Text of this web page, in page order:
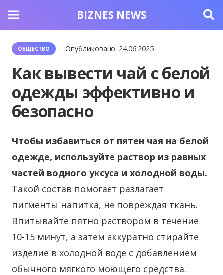
BIZNES NEWS
ОБЩЕСТВО Опубликовано: 24.06.2025
Как вывести чай с белой
одежды эффективно и
безопасно
Чтобы избавиться от пятен чая на белой
одежде, используйте раствор из равных
частей водного уксуса и холодной воды.
Такой состав помогает разлагает
пигменты напитка, не повреждая ткань.
Впитывайте пятно раствором в течение
10-15 минут, а затем аккуратно стирайте
изделие в холодной воде с добавлением
обычного мягкого моющего средства.